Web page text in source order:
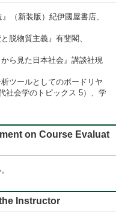
（新装版）紀伊國屋書店、
脱物質主義』有斐閣、
ら見た日本社会』講談社現
ツールとしてのボードリヤ
社会学のトピックス 5）、学
on Course Evaluat
Instructor